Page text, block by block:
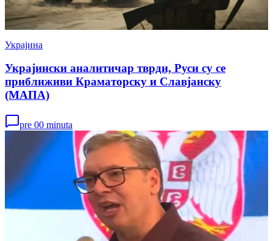
Украјина
Украјински аналитичар тврди, Руси су се
приближиви Краматорску и Славјанску
(МАПА)
pre 00 minuta